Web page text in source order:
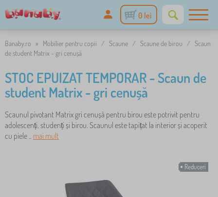
0 lei
Banaby.ro » Mobilier pentru copii / Scaune / Scaune de birou / Scaun
de student Matrix - gri cenușă
STOC EPUIZAT TEMPORAR - Scaun de
student Matrix - gri cenușă
Scaunul pivotant Matrix gri cenușă pentru birou este potrivit pentru
adolescenți, studenți și birou. Scaunul este tapițat la interior și acoperit
cu piele .. mai mult
Reduceri